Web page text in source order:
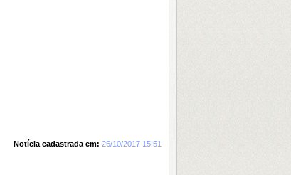
Notícia cadastrada em: 26/10/2017 15:51